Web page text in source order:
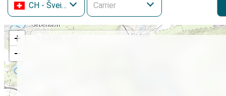
CH - Šveice
+
−